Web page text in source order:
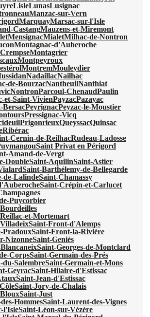
LisleLunasLusignac
Manzac-sur-Vern
MarquayMarsac-sur-l'Isle
CastangMauzens-et-Miremont
MensignacMialetMilhac-de-Nontron
Montagnac-d'Auberoche
Montagrier
Montpeyroux
MontremMouleydier
NadaillacNailhac
de-BourzacNantheuilNanthiat
NontronParcoul-ChenaudPaulin
et-Saint-VivienPayzacPazayac
BersacPeyrignacPeyzac-le-Moustier
Pressignac-Vicq
PrigonrieuxQueyssacQuinsac
Ribérac
Cernin-de-ReilhacRudeau-Ladosse
Saint Privat en Périgord
Amand-de-Vergt
DoubleSaint-AquilinSaint-Astier
Saint-Barthélemy-de-Bellegarde
de-LalindeSaint-Chamassy
Saint-Crépin-et-Carlucet
Puycorbier
et-Mortemart
Saint-Front-d'Alemps
PradouxSaint-Front-la-Rivière
NizonneSaint-Geniès
Saint-Georges-de-Montclard
CorpsSaint-Germain-des-Prés
du-SalembreSaint-Germain-et-Mons
GeyracSaint-Hilaire-d'Estissac
Saint-Jean-d'Estissac
Saint-Jory-de-Chalais
Saint-Just
HommesSaint-Laurent-des-Vignes
l'IsleSaint-Léon-sur-Vézère